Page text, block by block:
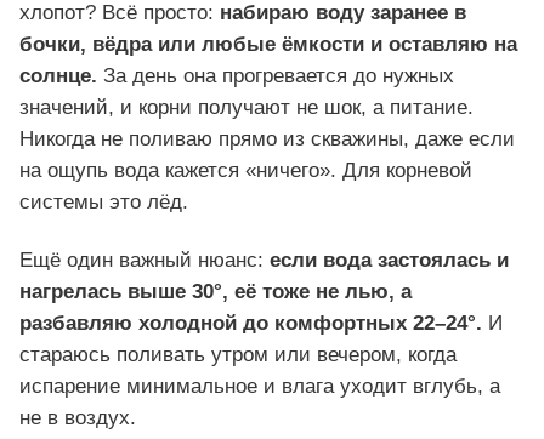
хлопот? Всё просто: набираю воду заранее в
бочки, вёдра или любые ёмкости и оставляю на
солнце. За день она прогревается до нужных
значений, и корни получают не шок, а питание.
Никогда не поливаю прямо из скважины, даже если
на ощупь вода кажется «ничего». Для корневой
системы это лёд.
Ещё один важный нюанс: если вода застоялась и
нагрелась выше 30°, её тоже не лью, а
разбавляю холодной до комфортных 22–24°. И
стараюсь поливать утром или вечером, когда
испарение минимальное и влага уходит вглубь, а
не в воздух.